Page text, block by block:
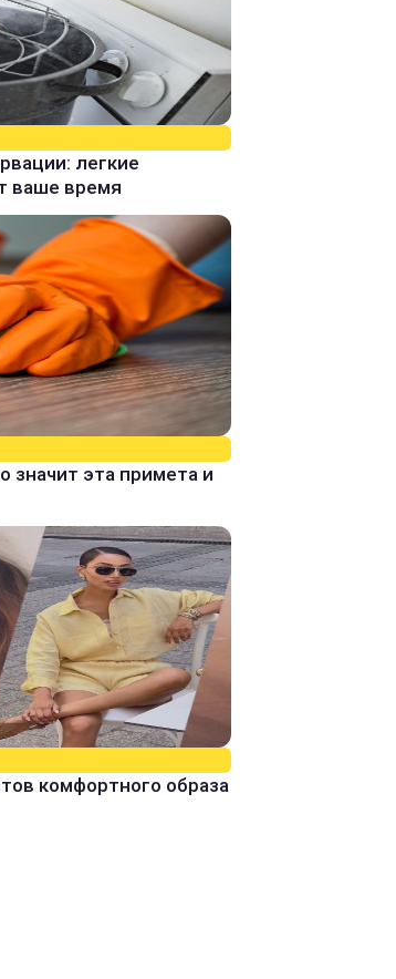
легкие
ваше время
значит эта примета и
комфортного образа